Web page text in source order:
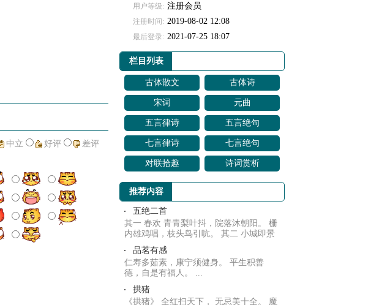
中立 好评
差评
用户等级: 注册会员
注册时间: 2019-08-02 12:08
最后登录: 2021-07-25 18:07
栏目列表
古体散文 古体诗
宋词 元曲
五言律诗 五言绝句
七言律诗 七言绝句
对联拾趣 诗词赏析
推荐内容
五绝二首
其一 春欢 青青梨叶抖，院落沐朝阳。 栅
内雄鸡唱，枝头鸟引吭。 其二 小城即景
夜冷沿...
品茗有感
仁寿多茹素，康宁须健身。 平生积善
德，自是有福人。 ...
拱猪
《拱猪》 全红扫天下， 无忌美十全。 魔